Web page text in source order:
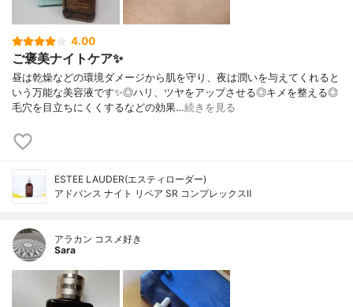
4.00
ご褒美ナイトケア✨
昼は乾燥などの環境ダメージから肌を守り、夜は潤いを与えてくれると
いう万能な美容液です✨◎ハリ、ツヤをアップさせる◎キメを整える◎
毛穴を目立ちにくくするなどの効果…続きを見る
ESTEE LAUDER(エスティローダー)
アドバンス ナイト リペア SR コンプレックスⅡ
アラカン コスメ好き
Sara